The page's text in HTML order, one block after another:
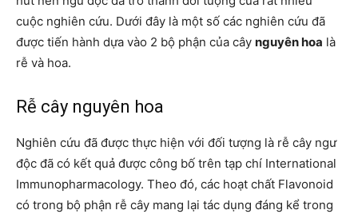
cuộc nghiên cứu. Dưới đây là một số các nghiên cứu đã
được tiến hành dựa vào 2 bộ phận của cây nguyên hoa là
rễ và hoa.
Rễ cây nguyên hoa
Nghiên cứu đã được thực hiện với đối tượng là rễ cây ngư
độc đã có kết quả được công bố trên tạp chí International
Immunopharmacology. Theo đó, các hoạt chất Flavonoid
có trong bộ phận rễ cây mang lại tác dụng đáng kể trong